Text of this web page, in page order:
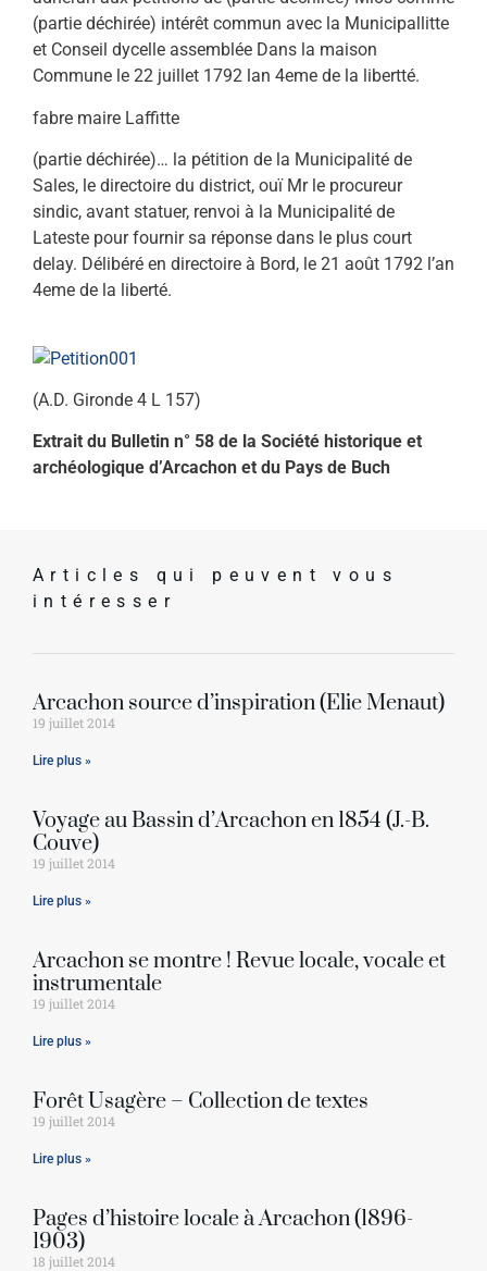
(partie déchirée) intérêt commun avec la Municipallitte
et Conseil dycelle assem­blée Dans la maison
Commune le 22 juillet 1792 lan 4eme de la libertté.
fabre maire Laffitte
(partie déchirée)… la pétition de la Municipalité de
Sales, le di­rectoire du district, ouï Mr le procureur
sindic, avant statuer, renvoi à la Municipalité de
Lateste pour fournir sa réponse dans le plus court
delay. Délibéré en directoire à Bord, le 21 août 1792 l’an
4eme de la liberté.
(A.D. Gironde 4 L 157)
Extrait du Bulletin n° 58 de la Société historique et
archéologique d’Arcachon et du Pays de Buch
Articles qui peuvent vous
intéresser
Arcachon source d’inspiration (Élie Menaut)
19 juillet 2014
Lire plus »
Voyage au Bassin d’Arcachon en 1854 (J.-B.
Couve)
19 juillet 2014
Lire plus »
Arcachon se montre ! Revue locale, vocale et
instrumentale
19 juillet 2014
Lire plus »
Forêt Usagère – Collection de textes
19 juillet 2014
Lire plus »
Pages d’histoire locale à Arcachon (1896-
1903)
18 juillet 2014